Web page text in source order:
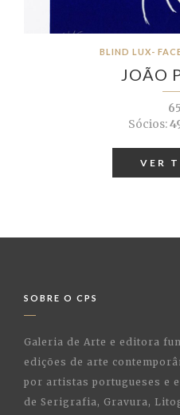
BLIND LUX-
JOÃO
Sócios:
VER
SOBRE O CPS
Galeria de Arte e editora
edições de arte
por artistas portugueses e
de Serigrafia, Gravura,